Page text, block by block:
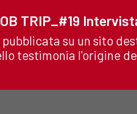
TRIP_#19
su un sito
testimonia l'origine